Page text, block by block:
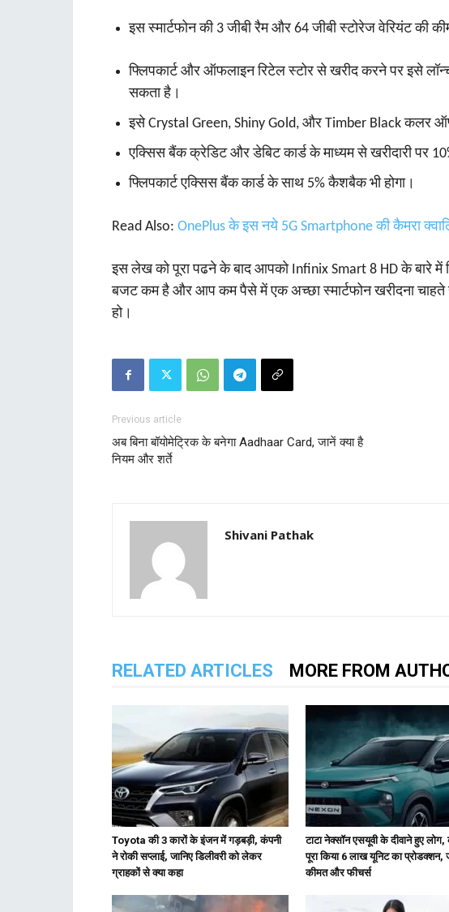
इस स्मार्टफोन की 3 जीबी रैम और 64 जीबी स्टोरेज वेरियंट की
फ्लिपकार्ट और ऑफलाइन रिटेल स्टोर से खरीद करने पर इसे
सकता है।
इसे Crystal Green, Shiny Gold, और Timber Black कलर
एक्सिस बैंक क्रेडिट और डेबिट कार्ड के माध्यम से खरीदारी पर
फ्लिपकार्ट एक्सिस बैंक कार्ड के साथ 5% कैशबैक भी होगा।
Read Also: OnePlus के इस नये 5G Smartphone की कैमरा
इस लेख को पूरा पढने के बाद आपको Infinix Smart 8 HD के बारे
बजट कम है और आप कम पैसे में एक अच्‍छा स्‍मार्टफोन खरीदना चाहते
हो।
Previous article
अब बिना बॉयोमेट्रिक के बनेगा Aadhaar Card, जानें क्या है
नियम और शर्ते
Shivani Pathak
RELATED ARTICLES MORE FROM
Toyota की 3 कारों के इंजन में गड़बड़ी, कंपनी
ने रोकी सप्लाई, जानिए डिलीवरी को लेकर
ग्राहकों से क्या कहा
टाटा नेक्सॉन एसयूवी के दीवाने हुए
पूरा किया 6 लाख यूनिट का प्रोडक्शन,
कीमत और फीचर्स